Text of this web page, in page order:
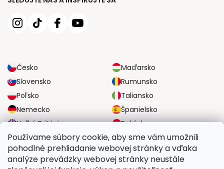
Používame súbory cookie, aby sme vám umožnili
pohodlné prehliadanie webovej stránky a vďaka
analýze prevádzky webovej stránky neustále
Česko
Maďarsko
Slovensko
Rumunsko
Poľsko
Taliansko
Nemecko
Španielsko
Veľká Británia
Rakúsko
SPOĽAHLIVÉ MOŽNOSTI DOPRAVY